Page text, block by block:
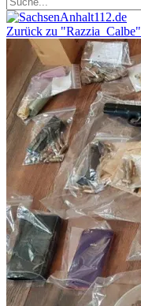
Zurück zu "Razzia_Calbe"